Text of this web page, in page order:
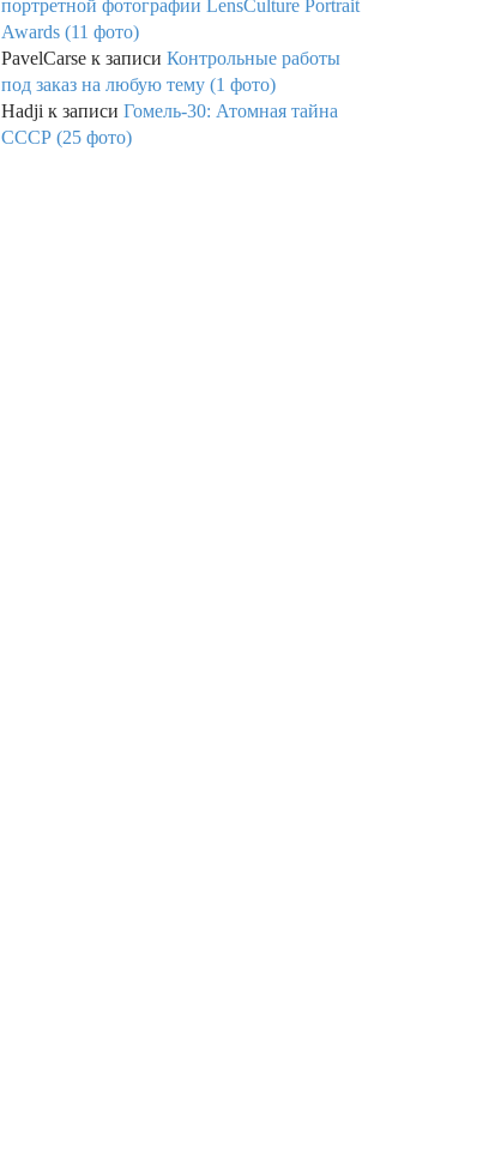
портретной фотографии LensCulture Portrait
Awards (11 фото)
PavelCarse к записи Контрольные работы
под заказ на любую тему (1 фото)
Hadji к записи Гомель-30: Атомная тайна
СССР (25 фото)